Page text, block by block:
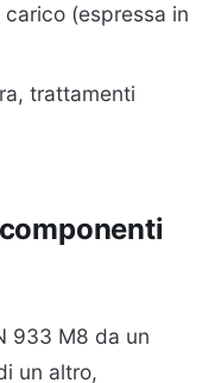
(espressa in
trattamenti
933 M8 da un
un altro,